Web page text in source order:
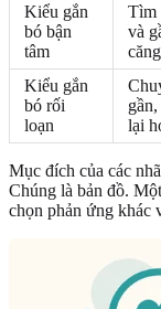
Kiểu gắn
bó bận
tâm
Tìm
và
Kiểu gắn
bó rối
loạn
lại
Mục đích của các
Chúng là bản đồ.
chọn phản ứng khác